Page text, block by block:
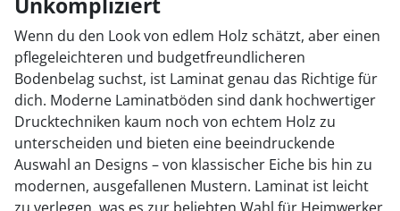
Wenn du den Look von edlem Holz schätzt, aber einen
pflegeleichteren und budgetfreundlicheren
Bodenbelag suchst, ist Laminat genau das Richtige für
dich. Moderne Laminatböden sind dank hochwertiger
Drucktechniken kaum noch von echtem Holz zu
unterscheiden und bieten eine beeindruckende
Auswahl an Designs – von klassischer Eiche bis hin zu
modernen, ausgefallenen Mustern. Laminat ist leicht
zu verlegen, was es zur beliebten Wahl für Heimwerker